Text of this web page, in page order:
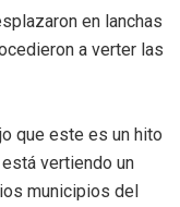
en lanchas
a verter las
que este es un hito
vertiendo un
municipios del